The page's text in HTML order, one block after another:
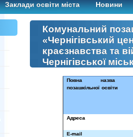
Заклади освіти міста Новини
Комунальний
«Чернігівський
краєзнавства та
Чернігівської
Повна назва
позашкільної освіти
Адреса
E-mail